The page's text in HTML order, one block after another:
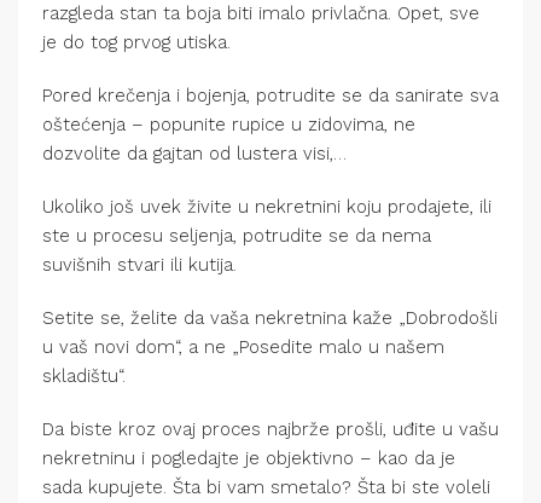
razgleda stan ta boja biti imalo privlačna. Opet, sve
je do tog prvog utiska.
Pored krečenja i bojenja, potrudite se da sanirate sva
oštećenja – popunite rupice u zidovima, ne
dozvolite da gajtan od lustera visi,…
Ukoliko još uvek živite u nekretnini koju prodajete, ili
ste u procesu seljenja, potrudite se da nema
suvišnih stvari ili kutija.
Setite se, želite da vaša nekretnina kaže „Dobrodošli
u vaš novi dom“, a ne „Posedite malo u našem
skladištu“.
Da biste kroz ovaj proces najbrže prošli, uđite u vašu
nekretninu i pogledajte je objektivno – kao da je
sada kupujete. Šta bi vam smetalo? Šta bi ste voleli